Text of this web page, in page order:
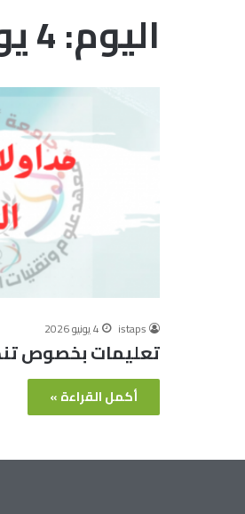
اليوم:4 يونيو، 2026
istaps 4 يونيو 2026
تعليمات بخصوص
أكمل القراءة »